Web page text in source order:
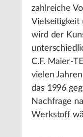
zahlreiche
Vielseitigkeit
wird der
C.F. Maier-
vielen
das 1996
Nachfrage
Werkstoff